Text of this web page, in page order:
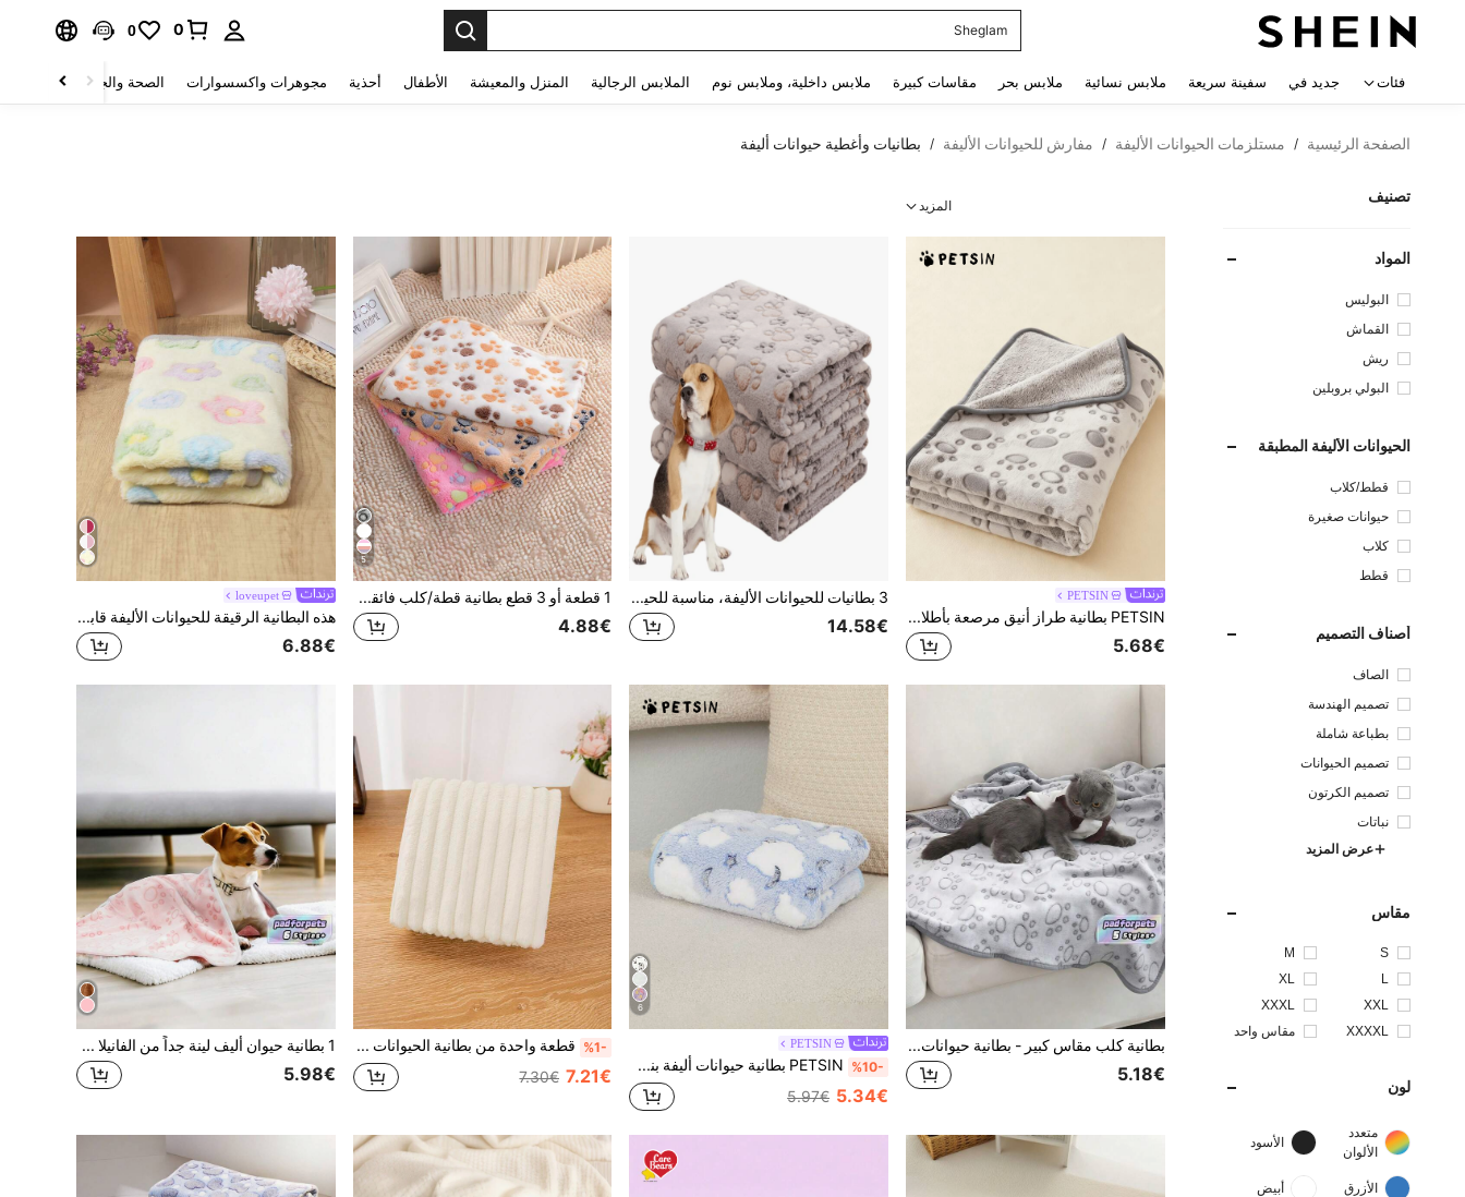
Sheglam
0
0
فئات جديد في سفينة سريعة ملابس نسائية ملابس بحر مقاسات كبيرة ملابس داخلية، وملابس نوم الملابس الرجالية المنزل والمعيشة الأطفال أحذية مجوهرات واكسسوارات الصحة والجمال
الصفحة الرئيسية / مستلزمات الحيوانات الأليفة / مفارش للحيوانات الأليفة / بطانيات وأغطية حيوانات أليفة
تصنيف
المواد
البوليس
تر
القماش
ريش
البولي بروبلين
الحيوانات الأليفة المطبقة
قطط/كلاب
حيوانات صغيرة
كلاب
قطط
أصناف التصميم
الصاف
تصميم الهندسة
بطباعة شاملة
تصميم الحيوانات
تصميم الكرتون
نباتات
عرض المزيد
مقاس
S
M
L
XL
XXL
XXXL
XXXXL
مقاس واحد
لون
متعدد
الألوان
الأسود
الأزرق أبيض
المزيد
PETSIN
PETSIN بطانية طراز أنيق مرصعة بأطلال القطط مصنوعة من قماش الفلانيل الناعم والدافئ لسرير الكلاب الصغيرة والمتوسطة والجراء، حصيرة أثاث كنبة السرير، هدية عيد الميلاد لعشاق الحيوانات الأليفة
5.68€
3 بطانيات للحيوانات الأليفة، مناسبة للحيوانات الأليفة الصغيرة والمتوسطة والكبيرة، للاستخدام في جميع الفصول، ناعمة وفراشية للأريكة والسرير
14.58€
5
1 قطعة أو 3 قطع بطانية قطة/كلب فائقة الناعمة من الفليس مع أنماط بصمات الأرجل الجذابة، سرير حيوان أليف من الفلانيل قابل للغسل بالغسالة، متوفرة بألوان وأحجام متعددة، مناسبة للحيوانات الأليفة الصغيرة والمتوسطة الحجم
4.88€
loveupet
هذه البطانية الرقيقة للحيوانات الأليفة قابلة للتنفس والغسيل ومريحة ودافئة، بخلفية صفراء مع نمط زهري ملون، مصنوعة من مادة البوليستر، مثالية للقطط الصغيرة والجراء لاستخدامها كحصيرة في الخريف والشتاء.
6.88€
بطانية كلب مقاس كبير - بطانية حيوانات أليفة قابلة للغسيل - بطانية جراء، مناسبة للكلاب الكبيرة والصغيرة على حد سواء - بطانية كلب ناعمة وقابلة للعكس، بطانية أريكة للكلاب، رمادي مع بصمات الأقدام قطعة واحدة
5.18€
6
PETSIN
%10- PETSIN بطانية حيوانات أليفة بنمط النجوم والسحب - ناعمة ودافئة للربيع والخريف والشتاء وأمسيات الصيف الباردة؛ مثالية للاسترخاء اليومي، وقت النوم، السفر، النزهات الخارجية، تجمعات العطلات، هدايا احتفالية؛ توفر الدفء والراحة والحماية الأنيقة لحيوانك الأليف
5.34€
5.97€
%1- قطعة واحدة من بطانية الحيوانات الأليفة بلون سادة، خفيفة الوزن مناسبة للقطط والكلاب الصغيرة والمتوسطة الحجم، بطانية نوم لجميع المواسم
7.21€
7.30€
1 بطانية حيوان أليف لينة جداً من الفانيلا - بطانية رمادية دافئة للكلاب والقطط مع بصمات أقدام جميلة ومانعة للانزلاق، خفيفة ومقاومة للماء مناسبة للحيوانات الأليفة الصغيرة والمتوسطة، محمولة للاستخدام في القفص والسرير والسيارة والأريكة الداخلية والخارجية
5.98€